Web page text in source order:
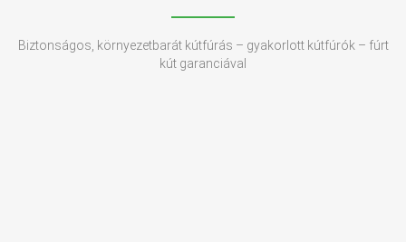
Biztonságos, környezetbarát kútfúrás – gyakorlott kútfúrók – fúrt
kút garanciával